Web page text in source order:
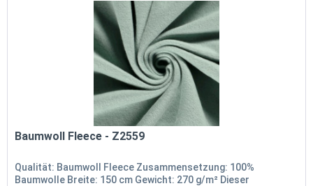
Baumwoll Fleece - Z2559
Qualität: Baumwoll Fleece Zusammensetzung: 100%
Baumwolle Breite: 150 cm Gewicht: 270 g/m² Dieser